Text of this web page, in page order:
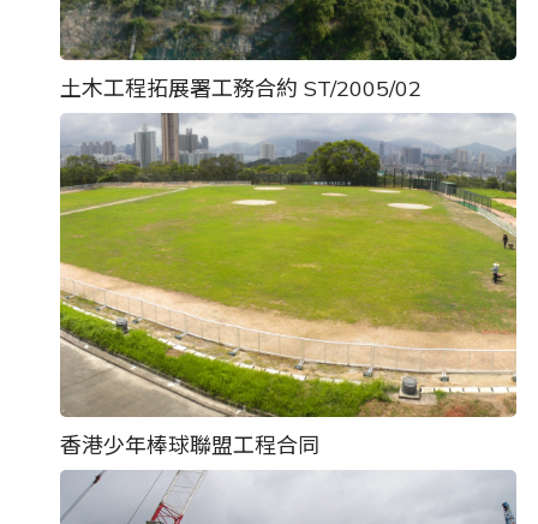
土木工程拓展署工務合約 ST/2005/02
香港少年棒球聯盟工程合同